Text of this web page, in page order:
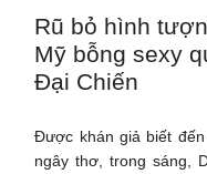
Rũ bỏ hình
Mỹ bỗng sexy
Đại Chiến
Được khán giả biết
ngây thơ, trong sáng,